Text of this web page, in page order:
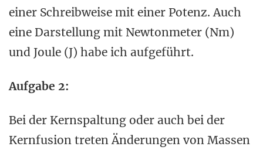
einer Schreibweise mit einer Potenz. Auch
eine Darstellung mit Newtonmeter (Nm)
und Joule (J) habe ich aufgeführt.
Aufgabe 2:
Bei der Kernspaltung oder auch bei der
Kernfusion treten Änderungen von Massen